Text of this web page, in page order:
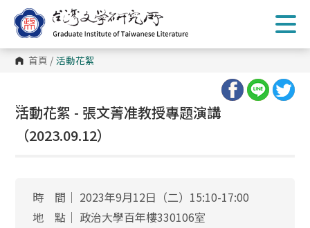
到
主
內
容 首頁 / 活動花絮
:::
活動花絮 - 張文菁准教授專題演講
（2023.09.12）
時 間│ 2023年9月12日（二）15:10-17:00
地 點│ 政治大學百年樓330106室